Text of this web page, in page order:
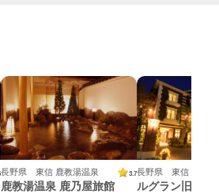
長野県 東信 鹿教湯温泉 3.7
鹿教湯温泉 鹿乃屋旅館
長野県 東信 軽井沢
ルグラン旧軽井